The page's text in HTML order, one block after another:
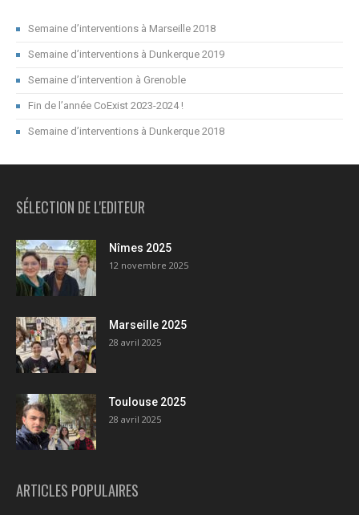
Semaine d’interventions à Marseille 2018
Semaine d’interventions à Dunkerque 2019
Semaine d’intervention à Grenoble
Fin de l’année CoExist 2023-2024 !
Semaine d’interventions à Dunkerque 2018
SÉLECTION DE L'EDITEUR
Nîmes 2025
12 novembre 2025
Marseille 2025
28 avril 2025
Toulouse 2025
28 avril 2025
ARTICLES POPULAIRES